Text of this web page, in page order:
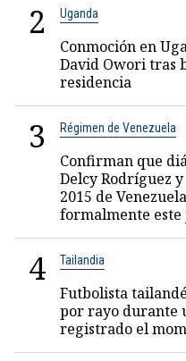
2 Uganda
Conmoción en
David Owori tras
residencia
3 Régimen de Venezuela
Confirman que
Delcy Rodríguez
2015 de
formalmente este
4 Tailandia
Futbolista
por rayo durante
registrado el